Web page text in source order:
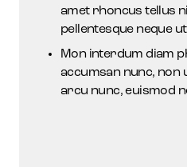
amet rhoncus tellus
pellentesque neque
Mon interdum diam
accumsan nunc, non
arcu nunc, euismod